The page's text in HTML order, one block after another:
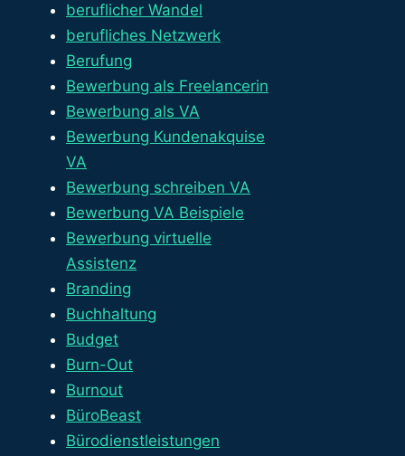
beruflicher Wandel
berufliches Netzwerk
Berufung
Bewerbung als Freelancerin
Bewerbung als VA
Bewerbung Kundenakquise
VA
Bewerbung schreiben VA
Bewerbung VA Beispiele
Bewerbung virtuelle
Assistenz
Branding
Buchhaltung
Budget
Burn-Out
Burnout
BüroBeast
Bürodienstleistungen